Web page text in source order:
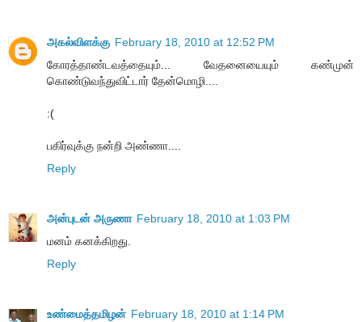
அகல்விளக்கு February 18, 2010 at 12:52 PM
கோரத்தாண்டவத்தையும்... வேதனையையும் கண்முன்
கொண்டுவந்துவிட்டார் தேன்மொழி....
:(
பகிர்வுக்கு நன்றி அண்ணா....
Reply
அன்புடன் அருணா February 18, 2010 at 1:03 PM
மனம் கனக்கிறது.
Reply
உண்மைத்தமிழன் February 18, 2010 at 1:14 PM